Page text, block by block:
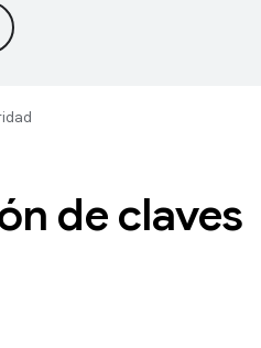
de claves